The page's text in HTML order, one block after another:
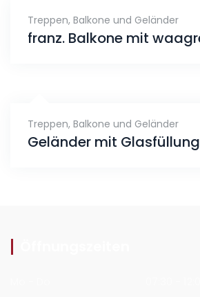
Treppen, Balkone und Geländer
Treppen, Balkone und Geländer
Geländer mit Glasfüllung